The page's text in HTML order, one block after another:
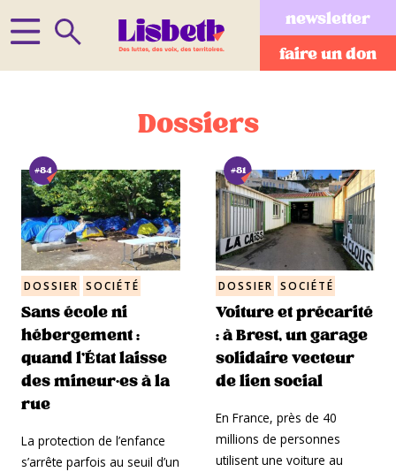
newsletter
faire un don
Dossiers
#84
DOSSIER SOCIÉTÉ
Sans école ni
hébergement :
quand l’État laisse
des mineur·es à la
rue
La protection de l’enfance
s’arrête parfois au seuil d’un
#81
DOSSIER SOCIÉTÉ
Voiture et précarité
: à Brest, un garage
solidaire vecteur
de lien social
En France, près de 40
millions de personnes
utilisent une voiture au